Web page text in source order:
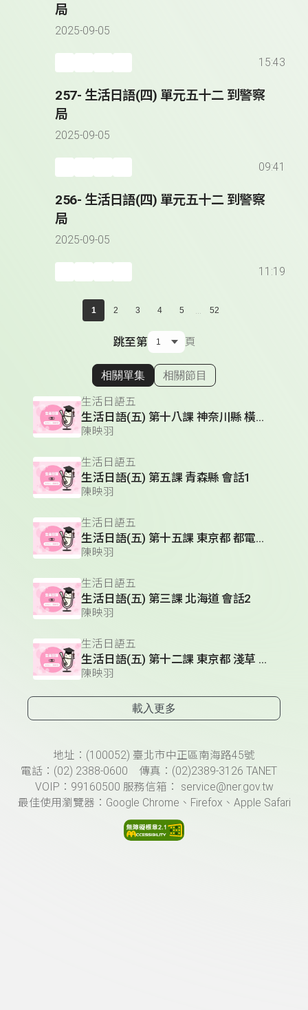
局
2025-09-05
15:43
257- 生活日語(四) 單元五十二 到警察
局
2025-09-05
09:41
256- 生活日語(四) 單元五十二 到警察
局
2025-09-05
11:19
1 2 3 4 5 ... 52
跳至第 頁
顯示相關單集
相關單集 相關節目
生活日語五
生活日語(五) 第十八課 神奈川縣 橫濱市 會話
陳映羽
生活日語五
生活日語(五) 第五課 青森縣 會話1
陳映羽
生活日語五
生活日語(五) 第十五課 東京都 都電荒川線
陳映羽
生活日語五
生活日語(五) 第三課 北海道 會話2
陳映羽
生活日語五
生活日語(五) 第十二課 東京都 淺草 會話2
陳映羽
載入更多
頁尾資訊地址：(100052) 臺北市中正區南海路45號
電話：(02) 2388-0600 傳真：(02)2389-3126 TANET
VOIP：99160500 服務信箱： service@ner.gov.tw
最佳使用瀏覽器：Google Chrome、Firefox、Apple Safari